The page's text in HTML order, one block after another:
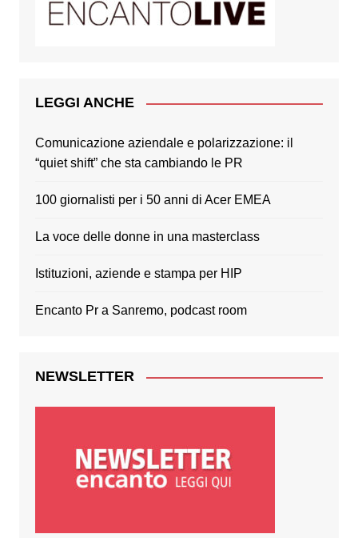
LEGGI ANCHE
Comunicazione aziendale e polarizzazione: il
“quiet shift” che sta cambiando le PR
100 giornalisti per i 50 anni di Acer EMEA
La voce delle donne in una masterclass
Istituzioni, aziende e stampa per HIP
Encanto Pr a Sanremo, podcast room
NEWSLETTER